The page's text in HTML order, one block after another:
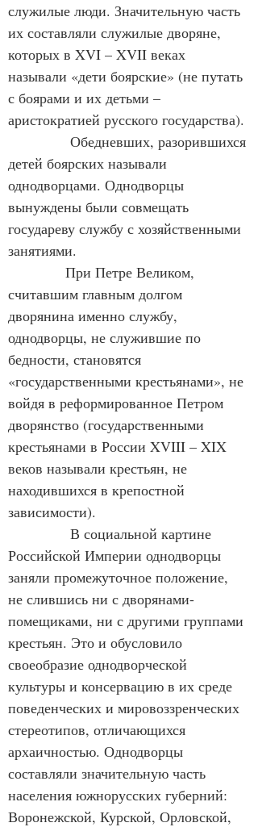
служилые люди. Значительную часть
их составляли служилые дворяне,
которых в XVI – XVII веках
называли «дети боярские» (не путать
с боярами и их детьми –
аристократией русского государства).
Обедневших, разорившихся
детей боярских называли
однодворцами. Однодворцы
вынуждены были совмещать
государеву службу с хозяйственными
занятиями.
При Петре Великом,
считавшим главным долгом
дворянина именно службу,
однодворцы, не служившие по
бедности, становятся
«государственными крестьянами», не
войдя в реформированное Петром
дворянство (государственными
крестьянами в России XVIII – XIX
веков называли крестьян, не
находившихся в крепостной
зависимости).
В социальной картине
Российской Империи однодворцы
заняли промежуточное положение,
не слившись ни с дворянами-
помещиками, ни с другими группами
крестьян. Это и обусловило
своеобразие однодворческой
культуры и консервацию в их среде
поведенческих и мировоззренческих
стереотипов, отличающихся
архаичностью. Однодворцы
составляли значительную часть
населения южнорусских губерний:
Воронежской, Курской, Орловской,